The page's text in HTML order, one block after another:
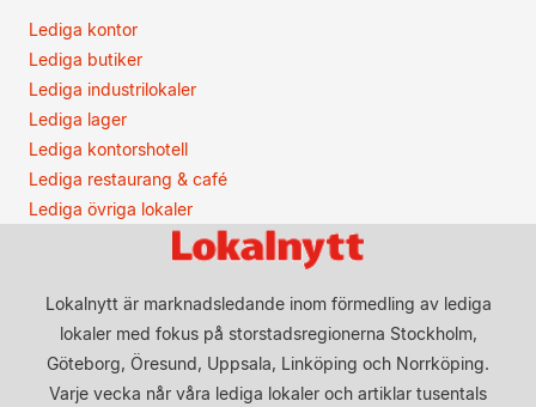
Lediga kontor
Lediga butiker
Lediga industrilokaler
Lediga lager
Lediga kontorshotell
Lediga restaurang & café
Lediga övriga lokaler
Lokalnytt är marknadsledande inom förmedling av lediga
lokaler med fokus på storstadsregionerna Stockholm,
Göteborg, Öresund, Uppsala, Linköping och Norrköping.
Varje vecka når våra lediga lokaler och artiklar tusentals